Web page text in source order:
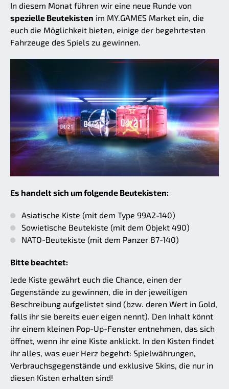
In diesem Monat führen wir eine neue Runde von
spezielle Beutekisten im MY.GAMES Market ein, die
euch die Möglichkeit bieten, einige der begehrtesten
Fahrzeuge des Spiels zu gewinnen.
Es handelt sich um folgende Beutekisten:
Asiatische Kiste (mit dem Type 99A2-140)
Sowietische Beutekiste (mit dem Objekt 490)
NATO-Beutekiste (mit dem Panzer 87-140)
Bitte beachtet:
Jede Kiste gewährt euch die Chance, einen der
Gegenstände zu gewinnen, die in der jeweiligen
Beschreibung aufgelistet sind (bzw. deren Wert in Gold,
falls ihr sie bereits euer eigen nennt). Den Inhalt könnt
ihr einem kleinen Pop-Up-Fenster entnehmen, das sich
öffnet, wenn ihr eine Kiste anklickt. In den Kisten findet
ihr alles, was euer Herz begehrt: Spielwährungen,
Verbrauchsgegenstände und exklusive Skins, die nur in
diesen Kisten erhalten sind!